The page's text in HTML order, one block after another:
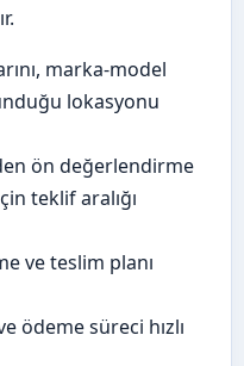
marka-model
lokasyonu
ön değerlendirme
teklif aralığı
ve teslim planı
ödeme süreci hızlı